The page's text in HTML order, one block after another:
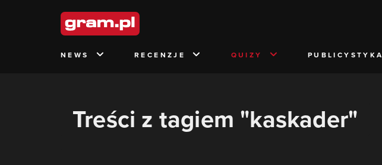
NEWS RECENZJE QUIZY PUBLICYSTYKA
Treści z tagiem "kaskader"